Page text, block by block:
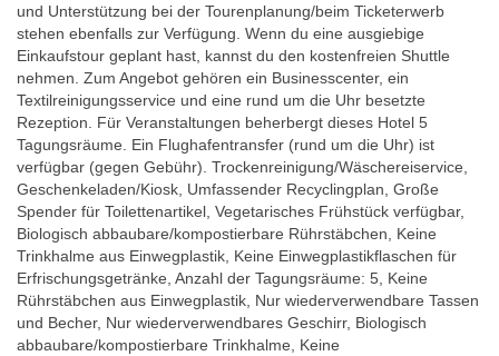
und Unterstützung bei der Tourenplanung/beim Ticketerwerb
stehen ebenfalls zur Verfügung. Wenn du eine ausgiebige
Einkaufstour geplant hast, kannst du den kostenfreien Shuttle
nehmen. Zum Angebot gehören ein Businesscenter, ein
Textilreinigungsservice und eine rund um die Uhr besetzte
Rezeption. Für Veranstaltungen beherbergt dieses Hotel 5
Tagungsräume. Ein Flughafentransfer (rund um die Uhr) ist
verfügbar (gegen Gebühr). Trockenreinigung/Wäschereiservice,
Geschenkeladen/Kiosk, Umfassender Recyclingplan, Große
Spender für Toilettenartikel, Vegetarisches Frühstück verfügbar,
Biologisch abbaubare/kompostierbare Rührstäbchen, Keine
Trinkhalme aus Einwegplastik, Keine Einwegplastikflaschen für
Erfrischungsgetränke, Anzahl der Tagungsräume: 5, Keine
Rührstäbchen aus Einwegplastik, Nur wiederverwendbare Tassen
und Becher, Nur wiederverwendbares Geschirr, Biologisch
abbaubare/kompostierbare Trinkhalme, Keine